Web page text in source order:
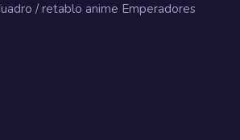
/ retablo anime Emperadores